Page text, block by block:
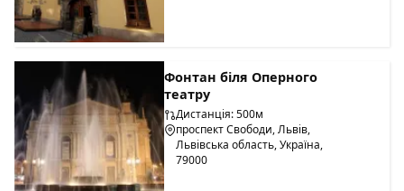
Фонтан біля Оперного
театру
Дистанція: 500м
проспект Свободи, Львів,
Львівська область, Україна,
79000